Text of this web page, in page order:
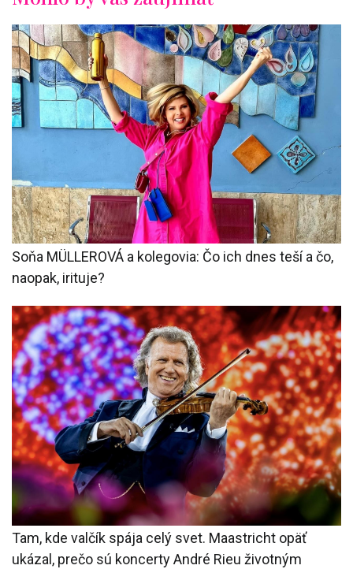
Soňa MÜLLEROVÁ a kolegovia: Čo ich dnes teší a čo,
naopak, irituje?
Tam, kde valčík spája celý svet. Maastricht opäť
ukázal, prečo sú koncerty André Rieu životným